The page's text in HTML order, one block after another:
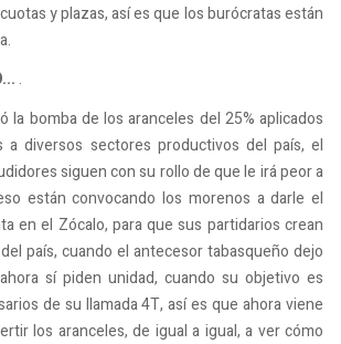
y plazas, así es que los burócratas están
.
la bomba de los aranceles del 25% aplicados
a diversos sectores productivos del país, el
siguen con su rollo de que le irá peor a
están convocando los morenos a darle el
en el Zócalo, para que sus partidarios crean
país, cuando el antecesor tabasqueño dejo
sí piden unidad, cuando su objetivo es
de su llamada 4T, así es que ahora viene
los aranceles, de igual a igual, a ver cómo